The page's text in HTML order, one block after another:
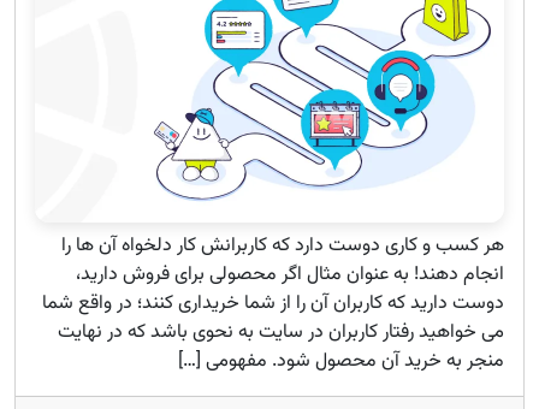
هر کسب و کاری دوست دارد که کاربرانش کار دلخواه آن ها را
انجام دهند! به عنوان مثال اگر محصولی برای فروش دارید،
دوست دارید که کاربران آن را از شما خریداری کنند؛ در واقع شما
می خواهید رفتار کاربران در سایت به نحوی باشد که در نهایت
منجر به خرید آن محصول شود. مفهومی […]